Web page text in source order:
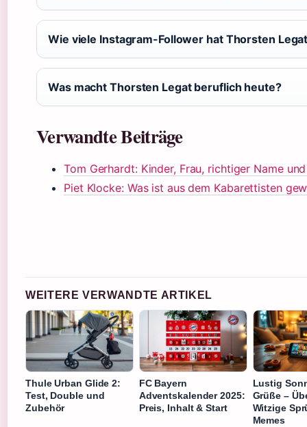
Wie viele Instagram-Follower hat Thorsten
Was macht Thorsten Legat beruflich heute?
Verwandte Beiträge
Tom Gerhardt: Kinder, Frau, richtiger Name
Piet Klocke: Was ist aus dem Kabarettisten
WEITERE VERWANDTE ARTIKEL
Thule Urban Glide 2:
Test, Double und
Zubehör
FC Bayern
Adventskalender 2025:
Preis, Inhalt & Start
Lustig
Grüße –
Witzige
Memes